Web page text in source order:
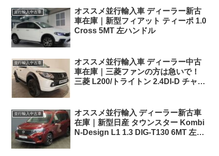
並行輸入中古車
オススメ並行輸入車 ディーラー新古
車在庫｜新型フィアット ティーポ 1.0
Cross 5MT 左ハンドル
並行輸入中古車
オススメ並行輸入車 ディーラー中古
車在庫｜三菱ファンの方は急いで！
三菱 L200/トライトン 2.4DI-D チャレ
並行輸入中古車
オススメ並行輸入 ディーラー新古車
在庫｜新型日産 タウンスター Kombi
N-Design L1 1.3 DIG-T130 6MT 左ハ